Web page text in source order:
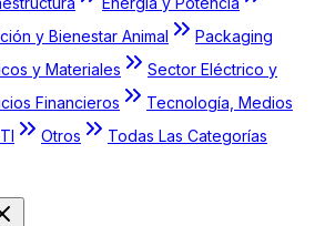
y Bienestar Animal
Packaging
y Materiales
Sector Eléctrico y
Financieros
Tecnología, Medios
Otros Todas Las Categorías